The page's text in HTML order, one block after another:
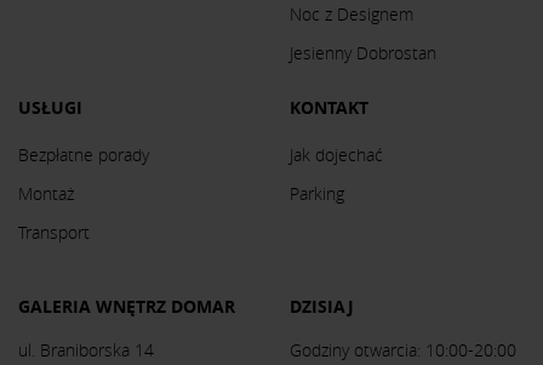
Noc z Designem
Jesienny Dobrostan
USŁUGI
Bezpłatne porady
Montaż
Transport
KONTAKT
Jak dojechać
Parking
GALERIA WNĘTRZ DOMAR
ul. Braniborska 14
DZISIAJ
Godziny otwarcia: 10:00-20:00